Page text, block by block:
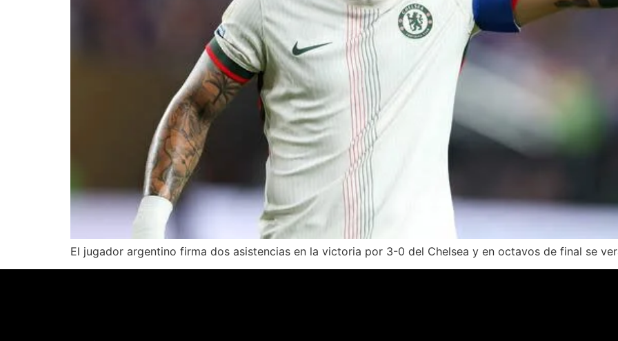
El jugador argentino firma dos asistencias en la victoria por 3-0 del Chelsea y en octavos de final se